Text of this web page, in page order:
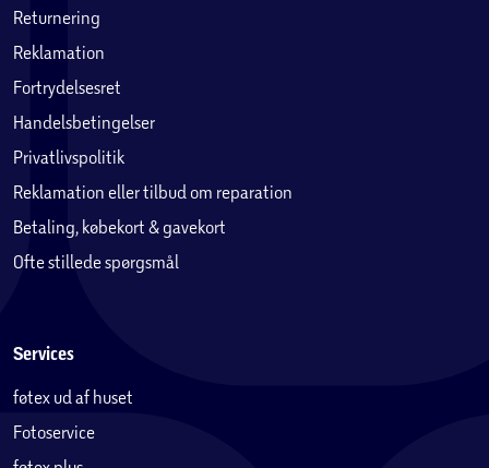
Returnering
Reklamation
Fortrydelsesret
Handelsbetingelser
Privatlivspolitik
Reklamation eller tilbud om reparation
Betaling, købekort & gavekort
Ofte stillede spørgsmål
Services
føtex ud af huset
Fotoservice